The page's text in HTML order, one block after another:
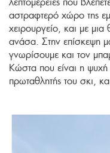
αστραφτερό χώρο της
χειρουργείο, και με
ανάσα. Στην επίσκεψη
γνωρίσουμε και τον
Κώστα που είναι η ψυχή
πρωταθλητής του σκι,